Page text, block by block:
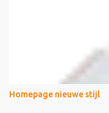
Homepage nieuwe stijl